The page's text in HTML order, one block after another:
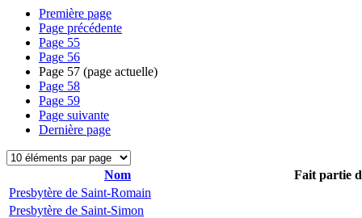
Première page
Page précédente
Page 55
Page 56
Page 57 (page actuelle)
Page 58
Page 59
Page suivante
Dernière page
Nom
Fait partie
Presbytère de Saint-Romain
Presbytère de Saint-Simon